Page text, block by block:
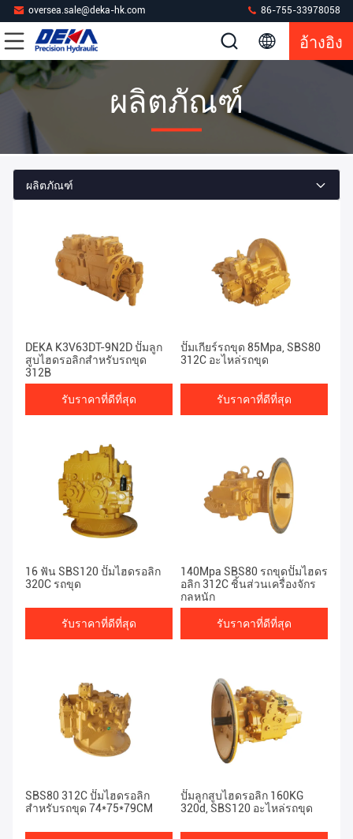
oversea.sale@deka-hk.com 86-755-33978058
อ้างอิง
ผลิตภัณฑ์
ผลิตภัณฑ์
DEKA K3V63DT-9N2D ปั๊มลูก
สูบไฮดรอลิกสำหรับรถขุด
312B
รับราคาที่ดีที่สุด
ปั๊มเกียร์รถขุด 85Mpa, SBS80
312C อะไหล่รถขุด
รับราคาที่ดีที่สุด
16 ฟัน SBS120 ปั๊มไฮดรอลิก
320C รถขุด
รับราคาที่ดีที่สุด
140Mpa SBS80 รถขุดปั๊มไฮดร
อลิก 312C ชิ้นส่วนเครื่องจักร
กลหนัก
รับราคาที่ดีที่สุด
SBS80 312C ปั๊มไฮดรอลิก
สำหรับรถขุด 74*75*79CM
ปั๊มลูกสูบไฮดรอลิก 160KG
320d, SBS120 อะไหล่รถขุด